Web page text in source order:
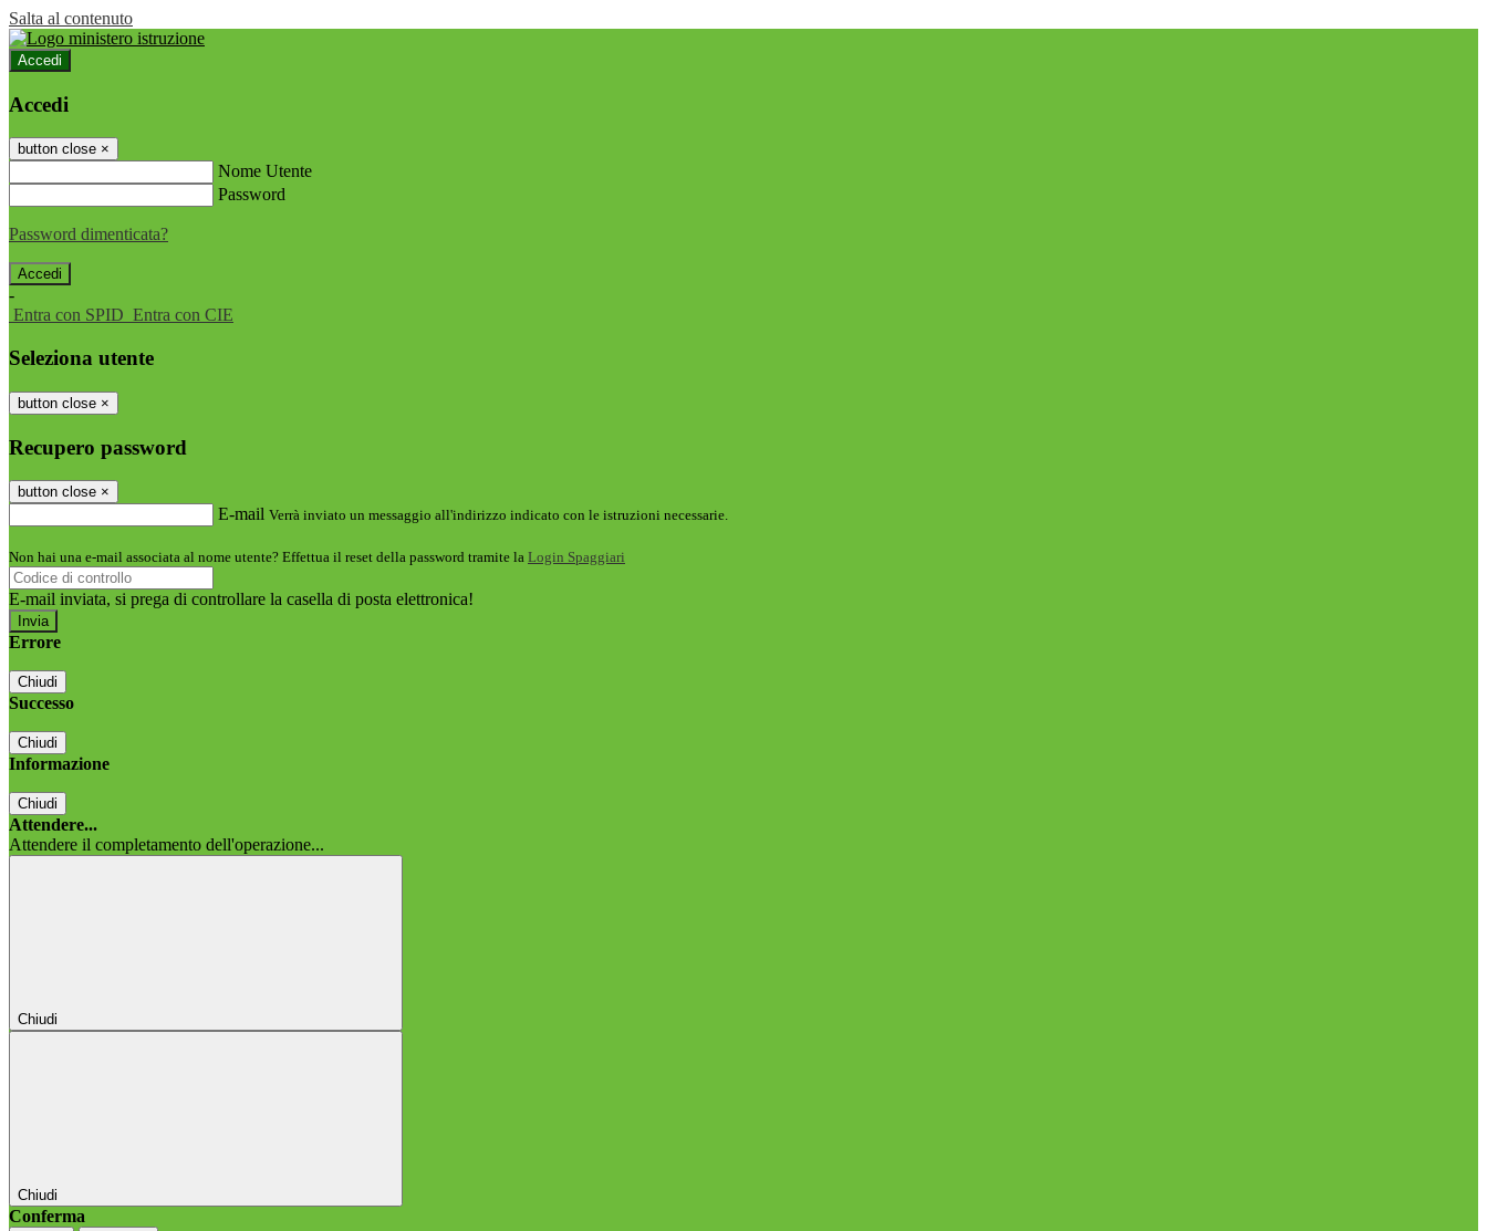
Salta al contenuto
Accedi
Accedi
button close ×
Nome Utente
Password
Password dimenticata?
-
Entra con SPID Entra con CIE
Seleziona utente
button close ×
Recupero password
button close ×
E-mail Verrà inviato un messaggio all'indirizzo indicato con le istruzioni necessarie.
Non hai una e-mail associata al nome utente? Effettua il reset della password tramite la Login Spaggiari
E-mail inviata, si prega di controllare la casella di posta elettronica!
Errore
Chiudi
Successo
Chiudi
Informazione
Chiudi
Attendere...
Attendere il completamento dell'operazione...
Chiudi
Chiudi
Conferma